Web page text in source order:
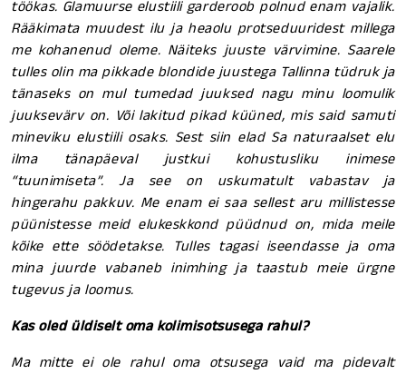
töökas. Glamuurse elustiili garderoob polnud enam vajalik.
Rääkimata muudest ilu ja heaolu protseduuridest millega
me kohanenud oleme. Näiteks juuste värvimine. Saarele
tulles olin ma pikkade blondide juustega Tallinna tüdruk ja
tänaseks on mul tumedad juuksed nagu minu loomulik
juuksevärv on. Või lakitud pikad küüned, mis said samuti
mineviku elustiili osaks. Sest siin elad Sa naturaalset elu
ilma tänapäeval justkui kohustusliku inimese
“tuunimiseta”. Ja see on uskumatult vabastav ja
hingerahu pakkuv. Me enam ei saa sellest aru millistesse
püünistesse meid elukeskkond püüdnud on, mida meile
kõike ette söödetakse. Tulles tagasi iseendasse ja oma
mina juurde vabaneb inimhing ja taastub meie ürgne
tugevus ja loomus.
Kas oled üldiselt oma kolimisotsusega rahul?
Ma mitte ei ole rahul oma otsusega vaid ma pidevalt